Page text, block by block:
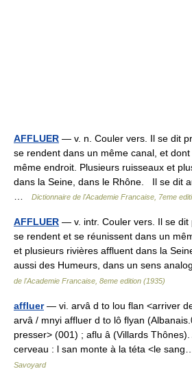
AFFLUER — v. n. Couler vers. Il se dit
se rendent dans un même canal, et
même endroit. Plusieurs ruisseaux et
dans la Seine, dans le Rhône. Il se dit
Dictionnaire de l'Academie Francaise, 7eme
AFFLUER — v. intr. Couler vers. Il se dit
se rendent et se réunissent dans un
et plusieurs rivières affluent dans la
aussi des Humeurs, dans un sens
de l'Academie Francaise, 8eme edition (1935)
affluer— vi. arvâ d to lou flan <arriver
arvâ / mnyi affluer d to lô flyan
presser> (001) ; aflu â (Villards
cerveau : l san monte à la téta <le
Savoyard